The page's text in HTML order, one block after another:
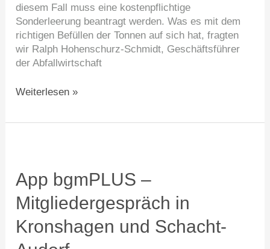
diesem Fall muss eine kostenpflichtige
Sonderleerung beantragt werden. Was es mit dem
richtigen Befüllen der Tonnen auf sich hat, fragten
wir Ralph Hohenschurz-Schmidt, Geschäftsführer
der Abfallwirtschaft
Weiterlesen »
App bgmPLUS –
Mitgliedergespräch in
Kronshagen und Schacht-
–
Mitgliedergespräch
in
Kronshagen
und
Schacht-